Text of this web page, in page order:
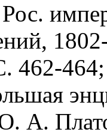
Рос.
462-
А.